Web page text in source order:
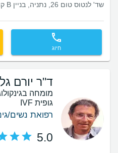
שד' לנטוס טום 26, נתניה, בניין B קומה ראשונה, נתניה
חיוג
ד"ר יורם
מומחה
גופית IVF
רפואת נשים/
5.0